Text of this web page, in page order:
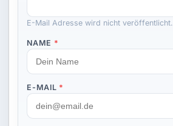
E-Mail Adresse wird nicht veröffentlicht.
NAME *
E-MAIL *